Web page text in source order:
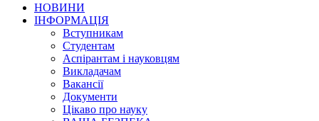
НОВИНИ
ІНФОРМАЦІЯ
Вступникам
Студентам
Аспірантам і науковцям
Викладачам
Вакансії
Документи
Цікаво про науку